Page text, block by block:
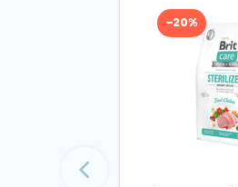
−20%
Ankstesnis